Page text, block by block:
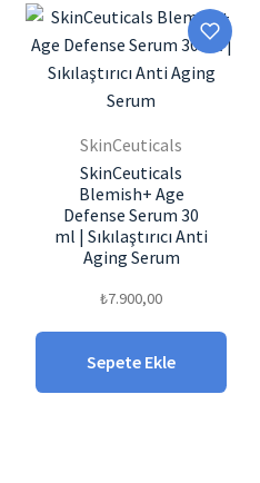
SkinCeuticals
SkinCeuticals
Blemish+ Age
Defense Serum 30
ml | Sıkılaştırıcı Anti
Aging Serum
₺7.900,00
Sepete Ekle